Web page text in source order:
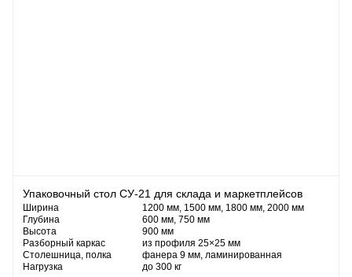
Упаковочный стол СУ-21 для склада и маркетплейсов
Ширина
1200 мм, 1500 мм, 1800 мм, 2000 мм
Глубина
600 мм, 750 мм
Высота
900 мм
Разборный каркас
из профиля 25×25 мм
Столешница, полка
фанера 9 мм, ламинированная
Нагрузка
до 300 кг